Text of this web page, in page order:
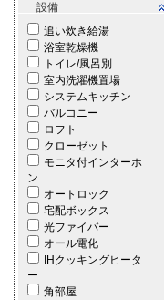
設備
追い炊き給湯
浴室乾燥機
トイレ/風呂別
室内洗濯機置場
システムキッチン
バルコニー
ロフト
クローゼット
モニタ付インターホ
ン
オートロック
宅配ボックス
光ファイバー
オール電化
IHクッキングヒータ
ー
角部屋